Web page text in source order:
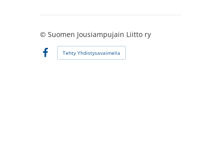
© Suomen Jousiampujain Liitto ry
Facebook
Tehty Yhdistysavaimella